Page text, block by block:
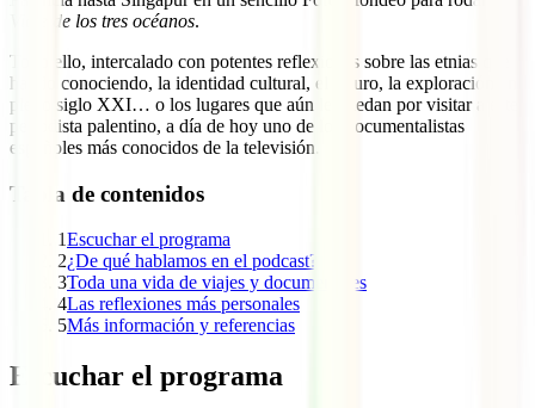
Viaje de los tres océanos.
Todo ello, intercalado con potentes reflexiones sobre las etnias que
ha ido conociendo, la identidad cultural, el futuro, la exploración en
pleno siglo XXI… o los lugares que aún le quedan por visitar a este
periodista palentino, a día de hoy uno de los documentalistas
españoles más conocidos de la televisión.
Tabla de contenidos
1Escuchar el programa
2¿De qué hablamos en el podcast?
3Toda una vida de viajes y documentales
4Las reflexiones más personales
5Más información y referencias
Escuchar el programa